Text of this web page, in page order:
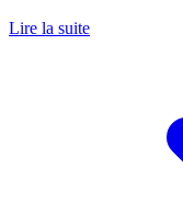
Lire la suite